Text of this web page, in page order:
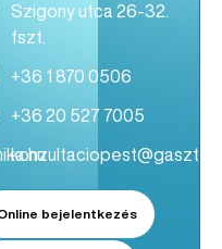
Szigony utca 26-32.
fszt.
+36 1 870 0506
+36 20 527 7005
bejelentkezés